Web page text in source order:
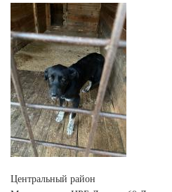
Центральный район